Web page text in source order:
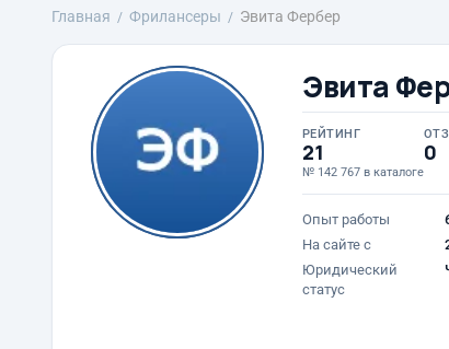
Главная Фрилансеры Эвита Фербер
Эвита
РЕЙТИНГ
21
№ 142 767 в каталоге
0
Опыт работы
На сайте с
Юридический
статус